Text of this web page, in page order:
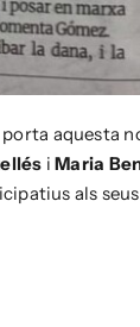
aquesta
iMaria
als